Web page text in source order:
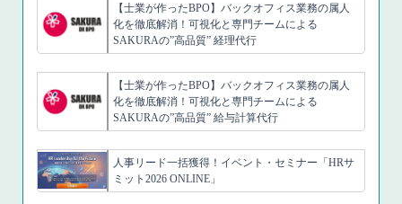
【士業が作ったBPO】バックオフィス業務の属人
化を徹底解消！可視化と専門チームによる
SAKURAの”高品質” 経理代行
【士業が作ったBPO】バックオフィス業務の属人
化を徹底解消！可視化と専門チームによる
SAKURAの”高品質” 給与計算代行
人事リード一括獲得！イベント・セミナー「HRサ
ミット2026 ONLINE」